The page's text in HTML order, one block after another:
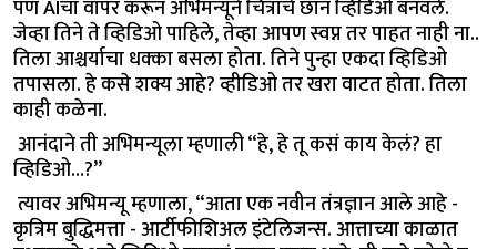
पण AIचा वापर करून अभिमन्यूने चित्राचे छान व्हिडिओ बनवले.
जेव्हा तिने ते व्हिडिओ पाहिले, तेव्हा आपण स्वप्न तर पाहत नाही ना..
तिला आश्चर्याचा धक्का बसला होता. तिने पुन्हा एकदा व्हिडिओ
तपासला. हे कसे शक्य आहे? व्हीडिओ तर खरा वाटत होता. तिला
काही कळेना.
आनंदाने ती अभिमन्यूला म्हणाली “हे, हे तू कसं काय केलं? हा
व्हिडिओ…?”
त्यावर अभिमन्यू म्हणाला, “आता एक नवीन तंत्रज्ञान आले आहे -
कृत्रिम बुद्धिमत्ता - आर्टीफीशिअल इंटेलिजन्स. आत्ताच्या काळात